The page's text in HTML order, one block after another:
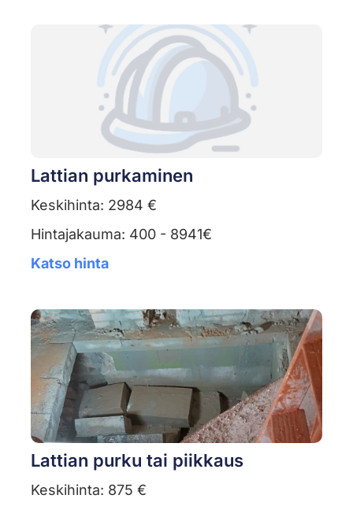
Lattian purkaminen
Keskihinta: 2984 €
Hintajakauma: 400 - 8941€
Katso hinta
Lattian purku tai piikkaus
Keskihinta: 875 €